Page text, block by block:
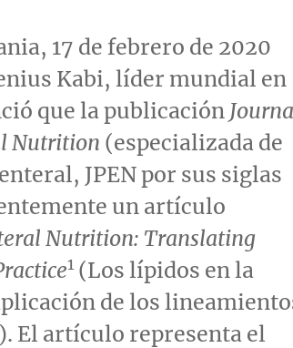
17 de febrero de 2020
Kabi, líder mundial en
que la publicación
Nutrition (especializada de
JPEN por sus siglas
un artículo
Nutrition: Translating
1 (Los lípidos en la
de los
El artículo representa el